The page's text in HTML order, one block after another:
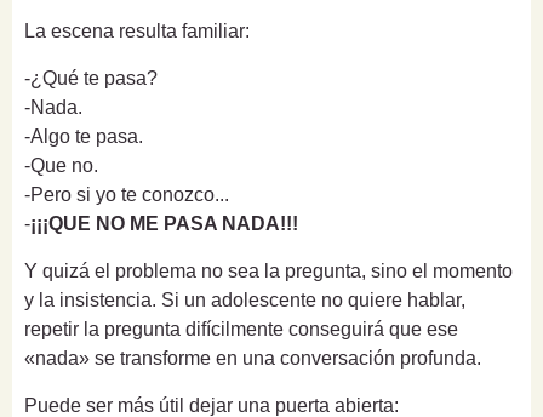
La escena resulta familiar:
-¿Qué te pasa?
-Nada.
-Algo te pasa.
-Que no.
-Pero si yo te conozco...
-¡¡¡QUE NO ME PASA NADA!!!
Y quizá el problema no sea la pregunta, sino el momento
y la insistencia. Si un adolescente no quiere hablar,
repetir la pregunta difícilmente conseguirá que ese
«nada» se transforme en una conversación profunda.
Puede ser más útil dejar una puerta abierta: